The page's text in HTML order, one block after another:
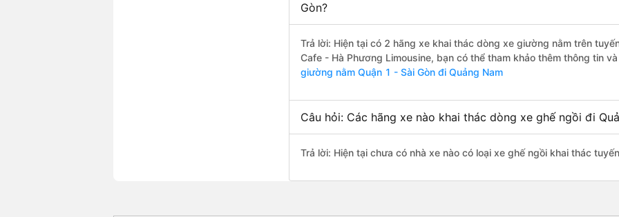
Gòn?
Trả lời: Hiện tại có 2 hãng xe khai thác dòng xe giường nằm trên
Cafe - Hà Phương Limousine, bạn có thể tham khảo thêm thông tin
giường nằm Quận 1 - Sài Gòn đi Quảng Nam
Câu hỏi: Các hãng xe nào khai thác dòng xe ghế ngồi đi
Trả lời: Hiện tại chưa có nhà xe nào có loại xe ghế ngồi khai thác